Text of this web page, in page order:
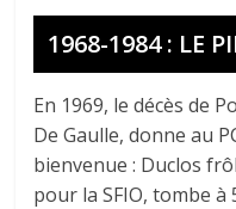
1968-1984 : LE
En 1969, le décès de
De Gaulle, donne au
bienvenue : Duclos
pour la SFIO, tombe à